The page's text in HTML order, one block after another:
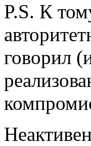
P.S. К
говорил
Неактивен